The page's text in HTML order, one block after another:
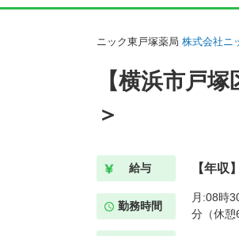
ニック東戸塚薬局 株式会社ニ
【横浜市戸
＞
給与 【年収
勤務時間
月:08時
分（休憩